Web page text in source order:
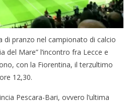
di pranzo nel campionato di calcio
del Mare” l’incontro fra Lecce e
con la Fiorentina, il terzultimo
12,30.
Pescara-Bari, ovvero l’ultima